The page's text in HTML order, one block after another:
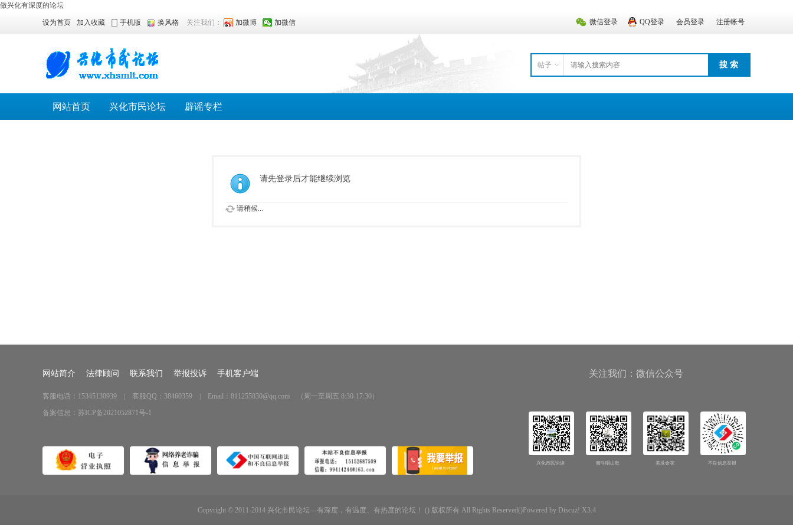
做兴化有深度的论坛
微信登录
QQ登录 会员登录 注册帐号
设为首页 加入收藏 手机版 换风格 关注我们： 加微博 加微信
帖子 搜 索
网站首页 兴化市民论坛 辟谣专栏
请先登录后才能继续浏览
请稍候...
网站简介 法律顾问 联系我们 举报投诉 手机客户端
客服电话：15345130939 | 客服QQ：38460359 | Email：811255830@qq.com （周一至周五 8:30-17:30）
备案信息： 苏ICP备2021052871号-1
关注我们：微信公众号
兴化市民论谈 骑牛唱山歌 美垛金花 不良信息举报
Copyright © 2011-2014 兴化市民论坛---有深度，有温度、有热度的论坛！ () 版权所有 All Rights Reserved()Powered by Discuz! X3.4